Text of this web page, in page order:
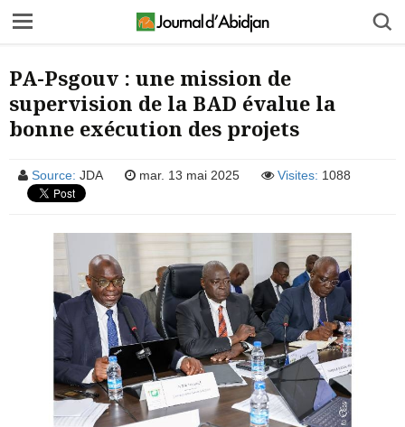
PA-Psgouv : une mission de
supervision de la BAD évalue la
bonne exécution des projets
Source: JDA mar. 13 mai 2025 Visites: 1088